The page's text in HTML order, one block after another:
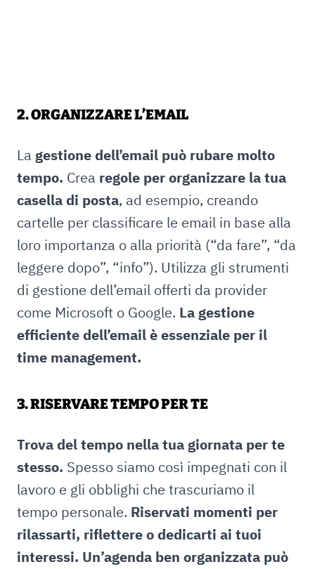
2. ORGANIZZARE L’EMAIL
La gestione dell’email può rubare molto
tempo. Crea regole per organizzare la tua
casella di posta, ad esempio, creando
cartelle per classificare le email in base alla
loro importanza o alla priorità (“da fare”, “da
leggere dopo”, “info”). Utilizza gli strumenti
di gestione dell’email offerti da provider
come Microsoft o Google. La gestione
efficiente dell’email è essenziale per il
time management.
3. RISERVARE TEMPO PER TE
Trova del tempo nella tua giornata per te
stesso. Spesso siamo così impegnati con il
lavoro e gli obblighi che trascuriamo il
tempo personale. Riservati momenti per
rilassarti, riflettere o dedicarti ai tuoi
interessi. Un’agenda ben organizzata può